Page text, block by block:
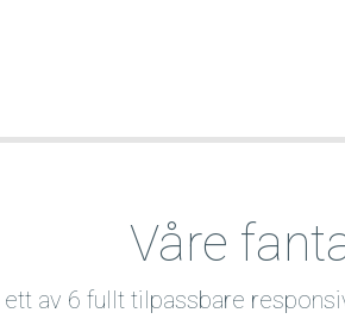
Våre
av 6 fullt tilpassbare